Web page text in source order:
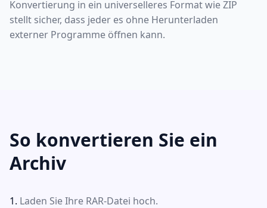
Konvertierung in ein universelleres Format wie ZIP
stellt sicher, dass jeder es ohne Herunterladen
externer Programme öffnen kann.
So konvertieren Sie ein
Archiv
Laden Sie Ihre RAR-Datei hoch.